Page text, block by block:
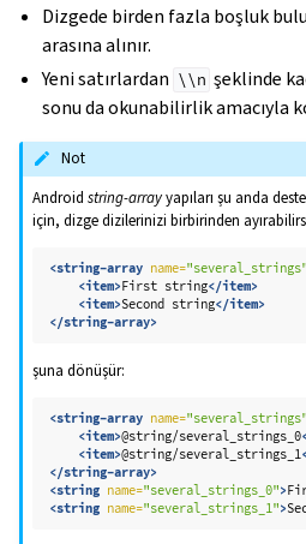
Dizgede birden fazla boşluk
arasına alınır.
Yeni satırlardan \\n şeklinde
sonu da okunabilirlik amacıyla
Not
Androidstring-arrayyapıları şu anda
için, dizge dizilerinizi birbirinden
<string-array name="several_strings"
<item>First string</item>
<item>Second string</item>
</string-array>
şuna dönüşür:
<string-array name="several_strings"
<item>@string/several_strings_0
<item>@string/several_strings_1
</string-array>
<string name="several_strings_0">
<string name="several_strings_1">